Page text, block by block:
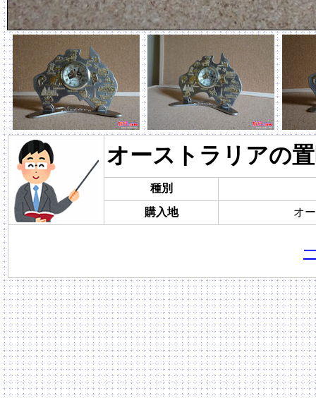
オーストラリアの
種別
購入地
オ